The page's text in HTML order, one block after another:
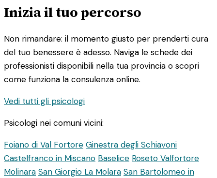
Inizia il tuo percorso
Non rimandare: il momento giusto per prenderti cura
del tuo benessere è adesso. Naviga le schede dei
professionisti disponibili nella tua provincia o scopri
come funziona la consulenza online.
Vedi tutti gli psicologi
Psicologi nei comuni vicini:
Foiano di Val Fortore Ginestra degli Schiavoni
Castelfranco in Miscano Baselice Roseto Valfortore
Molinara San Giorgio La Molara San Bartolomeo in